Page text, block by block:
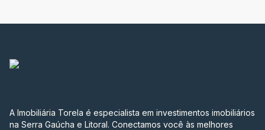
A Imobiliária Torela é especialista em investimentos imobiliários
na Serra Gaúcha e Litoral. Conectamos você às melhores